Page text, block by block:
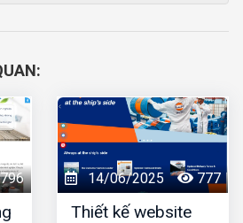
14/06/2025 777
Thiết kế website